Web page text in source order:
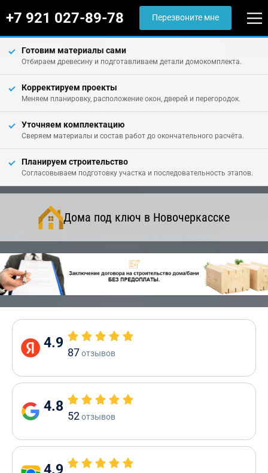
+7 921 027-89-78 Перезвоните мне
Готовим материалы сами
Отбираем древесину и подготавливаем детали домокомплекта.
Корректируем проекты
Меняем планировку, расположение окон, дверей и перегородок.
Уточняем комплектацию
Сверяем материалы и состав работ до окончательного расчёта.
Планируем строительство
Согласовываем подготовку участка и последовательность этапов.
Дома под ключ в Новочеркасске
4.9
87отзывов
4.8
52отзывов
4.9